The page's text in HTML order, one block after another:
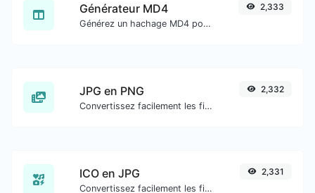
Générateur MD4
Générez un hachage MD4 pour toute entrée de chaîne.
2,333
JPG en PNG
Convertissez facilement les fichiers image JPG en PNG.
2,332
ICO en JPG
Convertissez facilement les fichiers image ICO en JPG.
2,331